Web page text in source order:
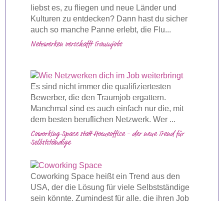
liebst es, zu fliegen und neue Länder und
Kulturen zu entdecken? Dann hast du sicher
auch so manche Panne erlebt, die Flu...
Netzwerken verschafft Traumjobs
Es sind nicht immer die qualifiziertesten
Bewerber, die den Traumjob ergattern.
Manchmal sind es auch einfach nur die, mit
dem besten beruflichen Netzwerk. Wer ...
Coworking Space statt Homeoffice - der neue Trend für
Selbstständige
Coworking Space heißt ein Trend aus den
USA, der die Lösung für viele Selbstständige
sein könnte. Zumindest für alle, die ihren Job